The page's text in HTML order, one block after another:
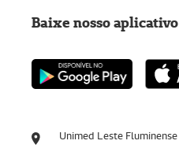
Unimed Leste Fluminense
Baixe nosso aplicativo